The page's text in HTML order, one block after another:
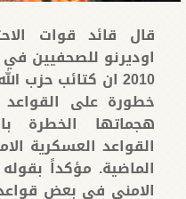
قال قائد قوات
2010 ان كتائب حزب
خطورة على القواعد
هجماتها الخطرة
القواعد العسكرية
الماضية. مؤكداً
الامني في بعض